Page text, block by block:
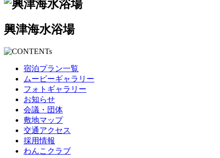
興津海水浴場
宿泊プラン一覧
ムービーギャラリー
フォトギャラリー
お知らせ
会議・団体
敷地マップ
交通アクセス
採用情報
わんこクラブ